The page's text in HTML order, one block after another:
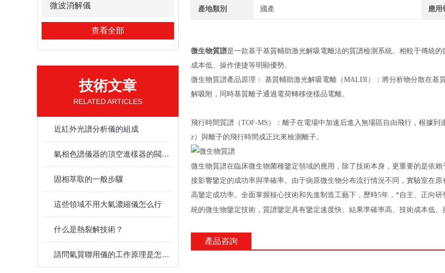
微波消解儀
查看全部
技術文章
RELATED ARTICLES
近紅外光譜分析儀的組成
氣相色譜儀器的頂空進樣器的閥箱是什么?
固相萃取的一般步驟
這些領域不用大氣濃縮儀怎么行
什么是熱裂解技術？
請問氣質聯用儀的工作原理是怎么樣呀?有什么用途?
產地類別 國產 應用
微生物質譜是一款基于基質輔助激光解吸電離法的質譜檢測系統。相較于傳統
成本低、操作便捷等明顯優勢。
微生物質譜產品原理：
基質輔助激光解吸電離（MALDI）：將分析物分散在基
解吸附，同時基質離子通過電荷轉移使樣品電離。
飛行時間質譜（TOF-MS）：離子在電場中加速后進入無場區自由飛行，根據
z）與離子的飛行時間成正比來檢測離子。
微生物質譜在臨床微生物菌種鑒定領域的應用，除了技術本身，更重要的是依
接影響鑒定的成功率與準確率。由于病原微生物分布流行情況不同，實驗室在
高鑒定成功率。全面掌握核心技術和先進制造工藝下，歷時5年，*自主、正向
統的微生物鑒定技術，質譜鑒定具有鑒定速度快、結果準確率高、技術成本低、
產品咨詢